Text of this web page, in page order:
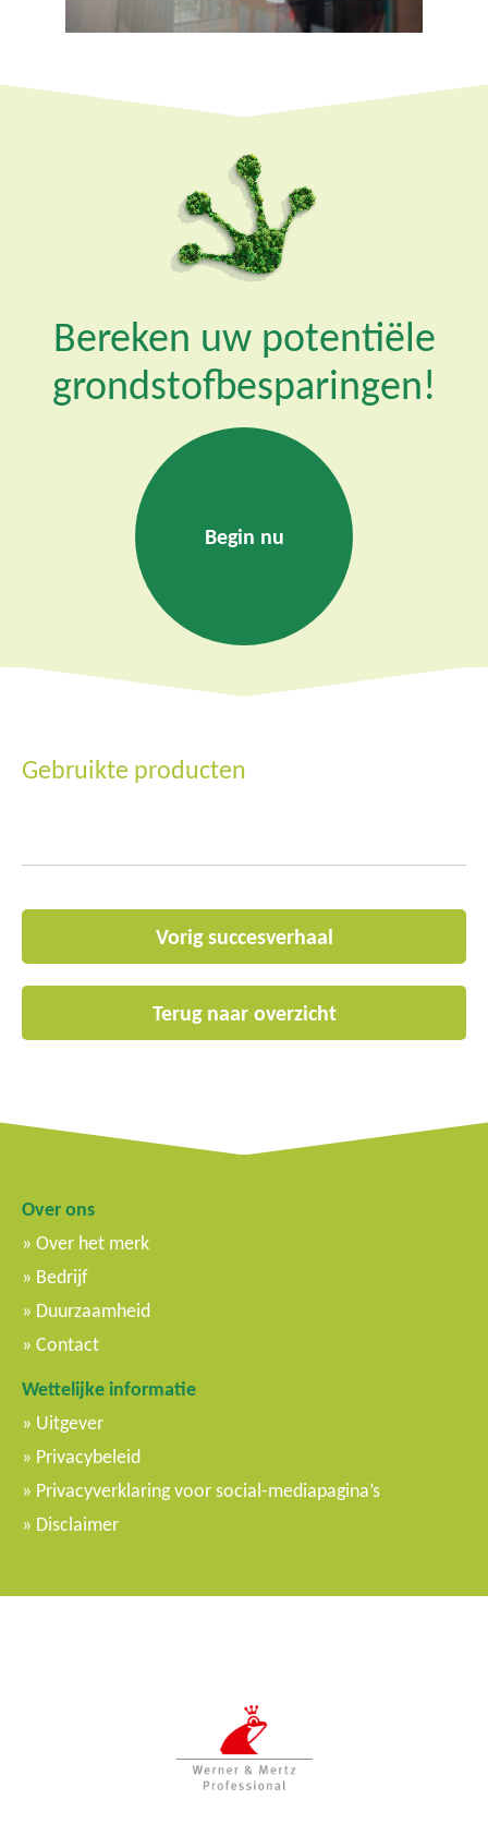
Bereken uw potentiële
grondstofbesparingen!
Begin nu
Gebruikte producten
Vorig succesverhaal
Terug naar overzicht
Over ons
Over het merk
Bedrijf
Duurzaamheid
Contact
Wettelijke informatie
Uitgever
Privacybeleid
Privacyverklaring voor social-mediapagina’s
Disclaimer